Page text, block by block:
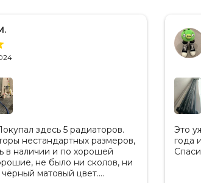
здесь 5 радиаторов.
нестандартных размеров,
в наличии и по хорошей
не было ни сколов, ни
матовый цвет.
Это
года